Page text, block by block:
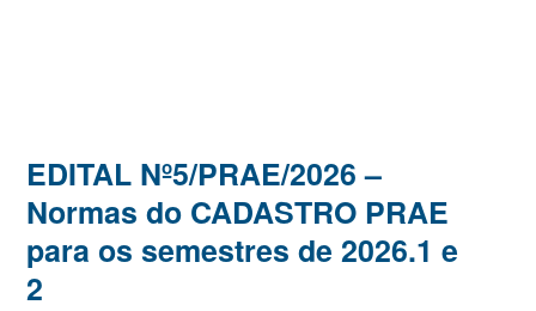
EDITAL Nº5/PRAE/2026 –
Normas do CADASTRO PRAE
para os semestres de 2026.1 e
2